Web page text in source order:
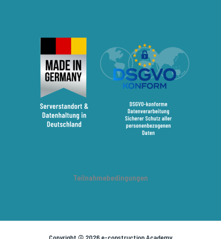
Teilnahmebedingungen
Copyright © 2026 e-construction Academy